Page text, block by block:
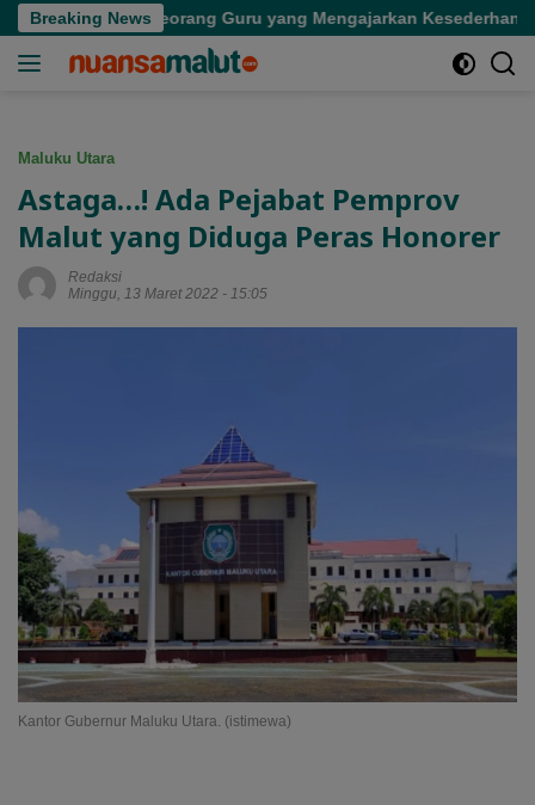
Langsung
ke
Breaking News
Seorang Guru yang Mengajarkan Kesederhanaan
Maluku Utara
Astaga…! Ada Pejabat Pemprov
Malut yang Diduga Peras Honorer
Redaksi
Minggu, 13 Maret 2022 - 15:05
Kantor Gubernur Maluku Utara. (istimewa)